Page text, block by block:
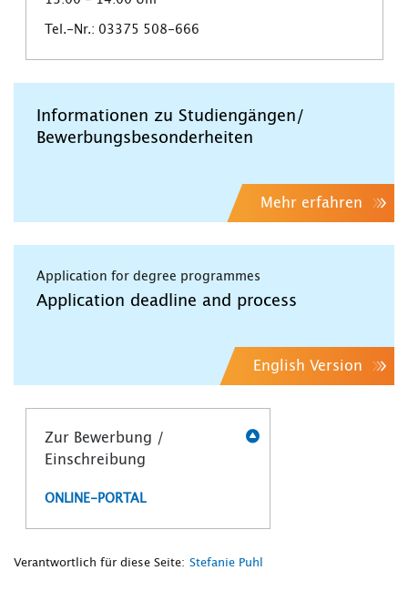
Tel.-Nr.: 03375 508-666
Informationen zu Studiengängen/
Bewerbungsbesonderheiten
Mehr erfahren
Application for degree programmes
Application deadline and process
English Version
Zur Bewerbung /
Einschreibung
ONLINE-PORTAL
Verantwortlich für diese Seite: Stefanie Puhl